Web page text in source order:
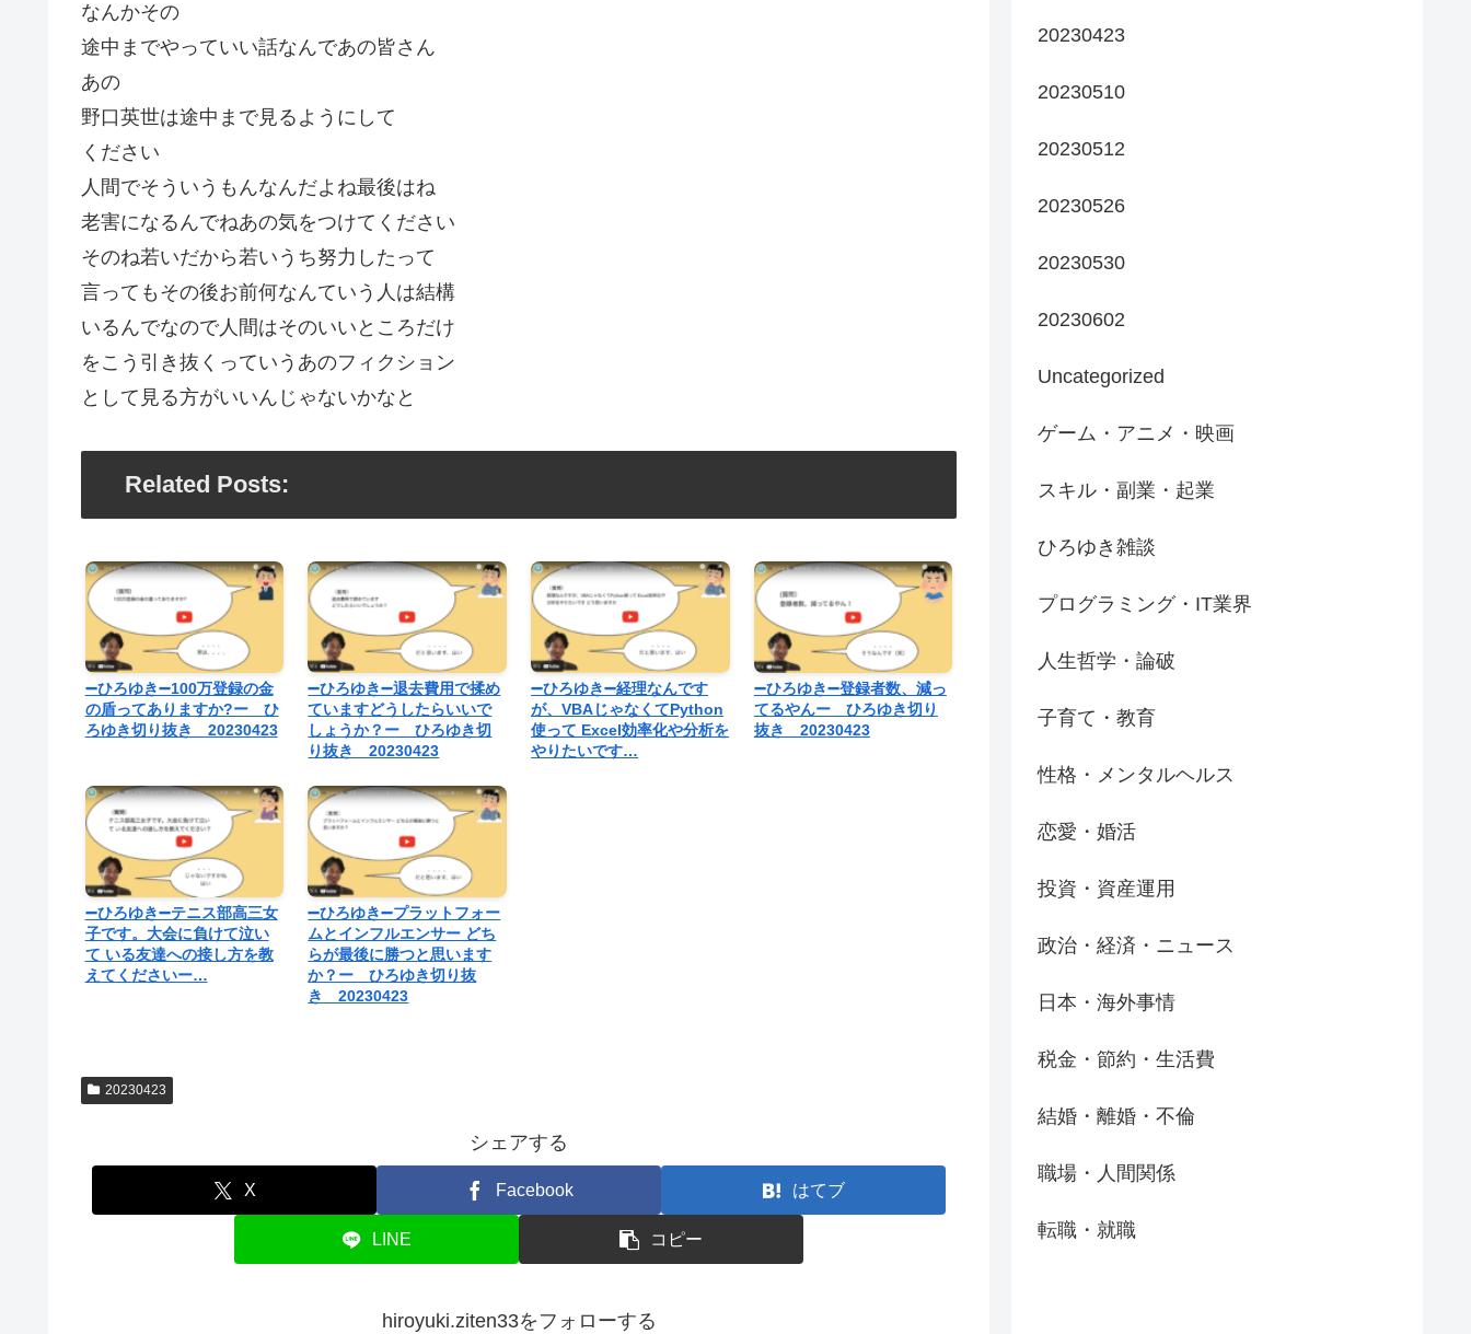
なんかその
途中までやっていい話なんであの皆さん
あの
野口英世は途中まで見るようにして
ください
人間でそういうもんなんだよね最後はね
老害になるんでねあの気をつけてください
そのね若いだから若いうち努力したって
言ってもその後お前何なんていう人は結構
いるんでなので人間はそのいいところだけ
をこう引き抜くっていうあのフィクション
として見る方がいいんじゃないかなと
Related Posts:
➖ひろゆき➖100万登録の金
の盾ってありますか?ー ひ
ろゆき切り抜き 20230423
➖ひろゆき➖退去費用で揉め
ていますどうしたらいいで
しょうか？ー ひろゆき切
り抜き 20230423
➖ひろゆき➖経理なんです
が、VBAじゃなくてPython
使って Excel効率化や分析を
やりたいです…
➖ひろゆき➖登録者数、減っ
てるやんー ひろゆき切り
抜き 20230423
➖ひろゆき➖テニス部高三女
子です。大会に負けて泣い
て いる友達への接し方を教
えてくださいー…
➖ひろゆき➖プラットフォー
ムとインフルエンサー どち
らが最後に勝つと思います
か？ー ひろゆき切り抜
き 20230423
20230423
シェアする
X Facebook はてブ
LINE コピー
hiroyuki.ziten33をフォローする
20230423
20230510
20230512
20230526
20230530
20230602
Uncategorized
ゲーム・アニメ・映画
スキル・副業・起業
ひろゆき雑談
プログラミング・IT業界
人生哲学・論破
子育て・教育
性格・メンタルヘルス
恋愛・婚活
投資・資産運用
政治・経済・ニュース
日本・海外事情
税金・節約・生活費
結婚・離婚・不倫
職場・人間関係
転職・就職